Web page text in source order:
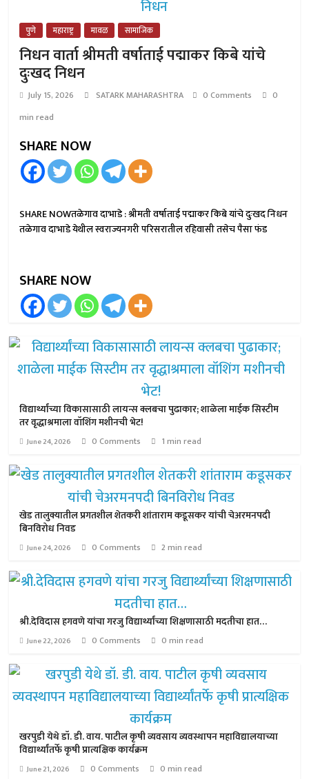
पुणे महाराष्ट्र मावळ सामाजिक
निधन वार्ता श्रीमती वर्षाताई पद्माकर किबे यांचे
दुःखद निधन
July 15, 2026 SATARK MAHARASHTRA 0 Comments
0
min read
SHARE NOW
SHARE NOWतळेगाव दाभाडे : श्रीमती वर्षाताई पद्माकर किबे यांचे दुःखद निधन
तळेगाव दाभाडे येथील स्वराज्यनगरी परिसरातील रहिवासी तसेच पैसा फंड
SHARE NOW
विद्यार्थ्यांच्या विकासासाठी लायन्स क्लबचा पुढाकार; शाळेला माईक सिस्टीम
तर वृद्धाश्रमाला वॉशिंग मशीनची भेट!
June 24, 2026 0 Comments 1 min read
खेड तालुक्यातील प्रगतशील शेतकरी शांताराम कडूसकर यांची चेअरमनपदी
बिनविरोध निवड
June 24, 2026 0 Comments 2 min read
श्री.देविदास हगवणे यांचा गरजु विद्यार्थ्यांच्या शिक्षणासाठी मदतीचा हात…
June 22, 2026 0 Comments 0 min read
खरपुडी येथे डॉ. डी. वाय. पाटील कृषी व्यवसाय व्यवस्थापन महाविद्यालयाच्या
विद्यार्थ्यांतर्फे कृषी प्रात्यक्षिक कार्यक्रम
June 21, 2026 0 Comments 0 min read